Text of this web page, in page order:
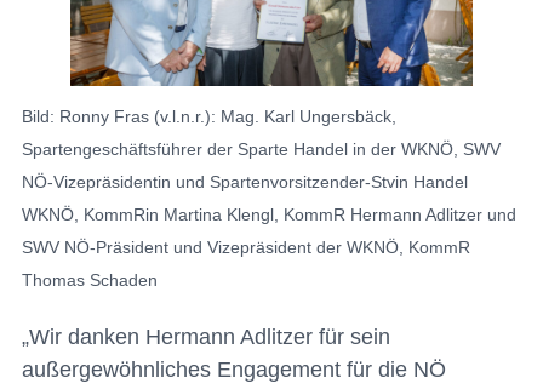
Bild: Ronny Fras (v.l.n.r.): Mag. Karl Ungersbäck,
Spartengeschäftsführer der Sparte Handel in der WKNÖ, SWV
NÖ-Vizepräsidentin und Spartenvorsitzender-Stvin Handel
WKNÖ, KommRin Martina Klengl, KommR Hermann Adlitzer und
SWV NÖ-Präsident und Vizepräsident der WKNÖ, KommR
Thomas Schaden
„Wir danken Hermann Adlitzer für sein
außergewöhnliches Engagement für die NÖ